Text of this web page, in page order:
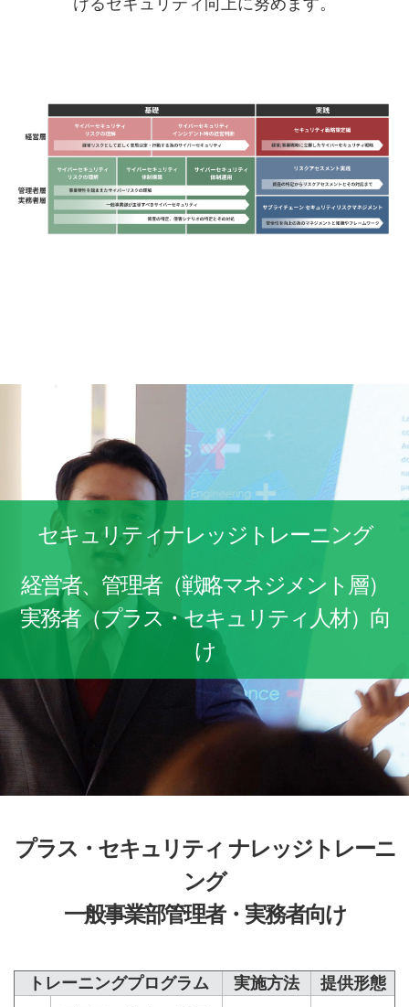
けるセキュリティ向上に努めます。
セキュリティナレッジトレーニング
経営者、管理者（戦略マネジメント層）
実務者（プラス・セキュリティ人材）向
け
プラス・セキュリティ ナレッジトレーニ
ング
一般事業部管理者・実務者向け
トレーニングプログラム 実施方法 提供形態